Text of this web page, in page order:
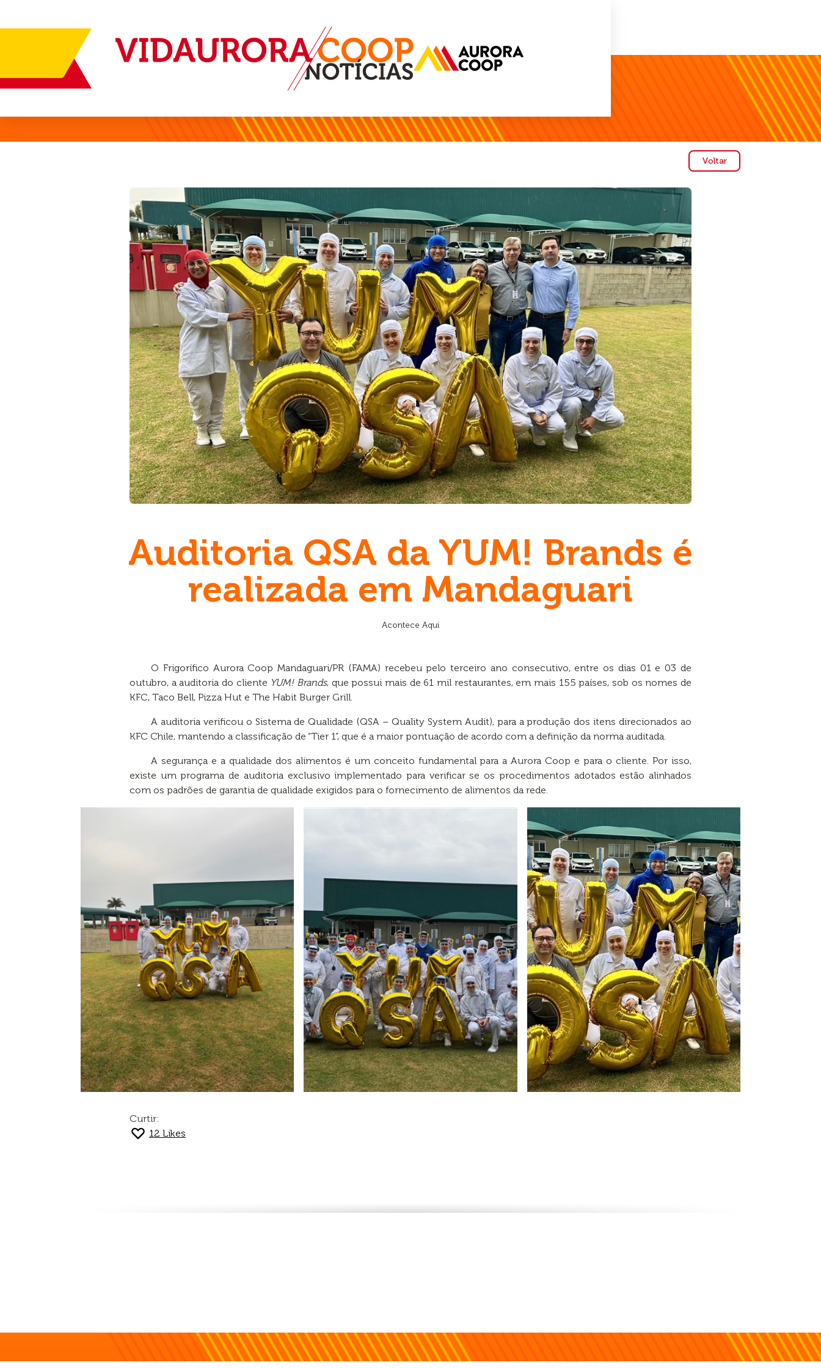
Voltar
Auditoria QSA da YUM! Brands é
realizada em Mandaguari
Acontece Aqui
O Frigorífico Aurora Coop Mandaguari/PR (FAMA) recebeu pelo terceiro ano consecutivo, entre os dias 01 e 03 de
outubro, a auditoria do cliente YUM! Brands, que possui mais de 61 mil restaurantes, em mais 155 países, sob os nomes de
KFC, Taco Bell, Pizza Hut e The Habit Burger Grill.
A auditoria verificou o Sistema de Qualidade (QSA – Quality System Audit), para a produção dos itens direcionados ao
KFC Chile, mantendo a classificação de “Tier 1”, que é a maior pontuação de acordo com a definição da norma auditada.
A segurança e a qualidade dos alimentos é um conceito fundamental para a Aurora Coop e para o cliente. Por isso,
existe um programa de auditoria exclusivo implementado para verificar se os procedimentos adotados estão alinhados
com os padrões de garantia de qualidade exigidos para o fornecimento de alimentos da rede.
Curtir:
12 Likes